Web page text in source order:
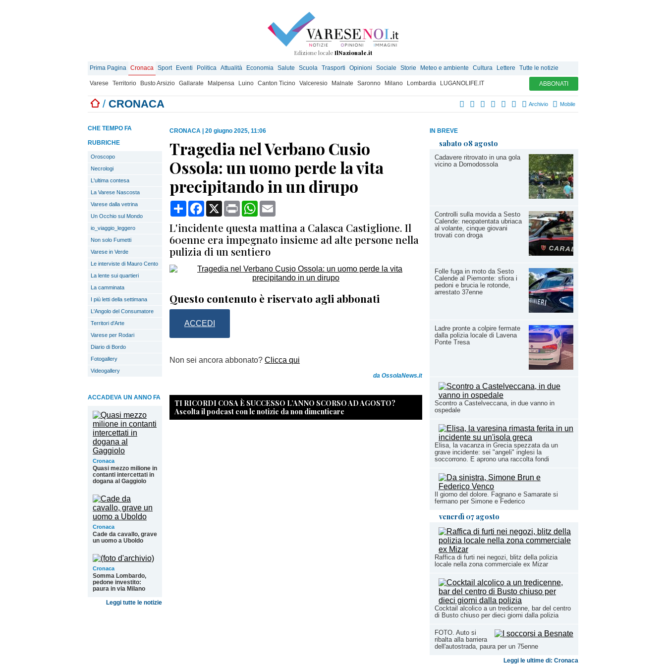
Edizione locale IlNazionale.it
Prima Pagina Cronaca Sport Eventi Politica Attualità Economia Salute Scuola Trasporti Opinioni Sociale Storie Meteo e ambiente Cultura Lettere Tutte le notizie
Varese Territorio Busto Arsizio Gallarate Malpensa Luino Canton Ticino Valceresio Malnate Saronno Milano Lombardia LUGANOLIFE.IT ABBONATI
/ CRONACA Archivio Mobile
IN BREVE
sabato 08 agosto
Cadavere ritrovato in una gola
vicino a Domodossola
Controlli sulla movida a Sesto
Calende: neopatentata ubriaca
al volante, cinque giovani
trovati con droga
Folle fuga in moto da Sesto
Calende al Piemonte: sfiora i
pedoni e brucia le rotonde,
arrestato 37enne
Ladre pronte a colpire fermate
dalla polizia locale di Lavena
Ponte Tresa
Scontro a Castelveccana, in due vanno in
ospedale
Elisa, la vacanza in Grecia spezzata da un
grave incidente: sei "angeli" inglesi la
soccorrono. E aprono una raccolta fondi
Il giorno del dolore. Fagnano e Samarate si
fermano per Simone e Federico
venerdì 07 agosto
Raffica di furti nei negozi, blitz della polizia
locale nella zona commerciale ex Mizar
Cocktail alcolico a un tredicenne, bar del centro
di Busto chiuso per dieci giorni dalla polizia
FOTO. Auto si
ribalta alla barriera
dell'autostrada, paura per un 75enne
Leggi le ultime di: Cronaca
CHE TEMPO FA
RUBRICHE
Oroscopo
Necrologi
L'ultima contesa
La Varese Nascosta
Varese dalla vetrina
Un Occhio sul Mondo
io_viaggio_leggero
Non solo Fumetti
Varese in Verde
Le interviste di Mauro Cento
La lente sui quartieri
La camminata
I più letti della settimana
L'Angolo del Consumatore
Territori d'Arte
Varese per Rodari
Diario di Bordo
Fotogallery
Videogallery
ACCADEVA UN ANNO FA
Cronaca
Quasi mezzo milione in
contanti intercettati in
dogana al Gaggiolo
Cronaca
Cade da cavallo, grave
un uomo a Uboldo
Cronaca
Somma Lombardo,
pedone investito:
paura in via Milano
Leggi tutte le notizie
CRONACA 20 giugno 2025, 11:06
Tragedia nel Verbano Cusio
Ossola: un uomo perde la vita
precipitando in un dirupo
CondividiFacebook
X Print WhatsApp
L'incidente questa mattina a Calasca Castiglione. Il
60enne era impegnato insieme ad alte persone nella
pulizia di un sentiero
Questo contenuto è riservato agli abbonati
ACCEDI
Non sei ancora abbonato? Clicca qui
da OssolaNews.it
TI RICORDI COSA È SUCCESSO L’ANNO SCORSO AD AGOSTO?
Ascolta il podcast con le notizie da non dimenticare